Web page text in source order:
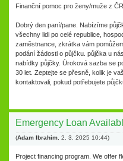
Finanční pomoc pro ženy/muže z ČR
Dobrý den paní/pane. Nabízíme
všechny lidi po celé republice,
zaměstnance, zkrátka vám
podání žádosti o půjčku. půjčka u
nabídky půjčky. Úroková sazba se
30 let. Zeptejte se přesně, kolik je
kontaktovali, pokud potřebujete
Emergency Loan
(Adam Ibrahim 2. 3. 2025 10:44)
Project financing program. We offer